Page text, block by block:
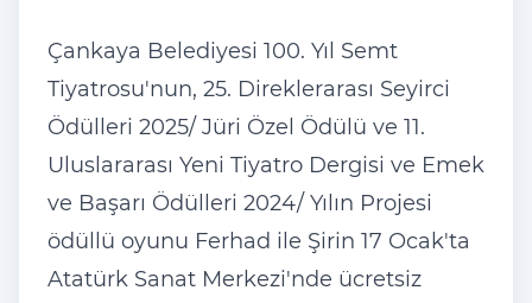
Çankaya Belediyesi 100. Yıl Semt
Tiyatrosu'nun, 25. Direklerarası Seyirci
Ödülleri 2025/ Jüri Özel Ödülü ve 11.
Uluslararası Yeni Tiyatro Dergisi ve Emek
ve Başarı Ödülleri 2024/ Yılın Projesi
ödüllü oyunu Ferhad ile Şirin 17 Ocak'ta
Atatürk Sanat Merkezi'nde ücretsiz